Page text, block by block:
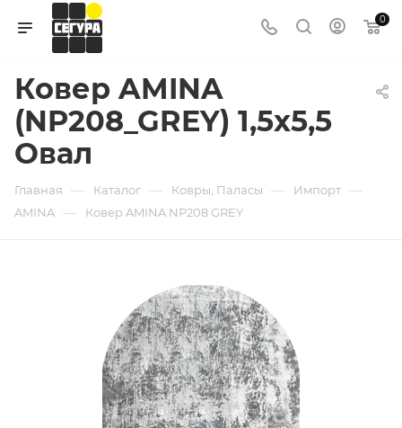
0
Ковер AMINA
(NP208_GREY) 1,5х5,5
Овал
Главная — Каталог — Ковры, Паласы — Импорт —
AMINA — Ковер AMINA NP208 GREY